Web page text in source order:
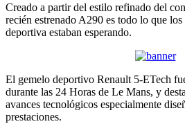
Creado a partir del estilo refinado del
recién estrenado A290 es todo lo que
deportiva estaban esperando.
El gemelo deportivo Renault 5-ETech
durante las 24 Horas de Le Mans, y
avances tecnológicos especialmente
prestaciones.